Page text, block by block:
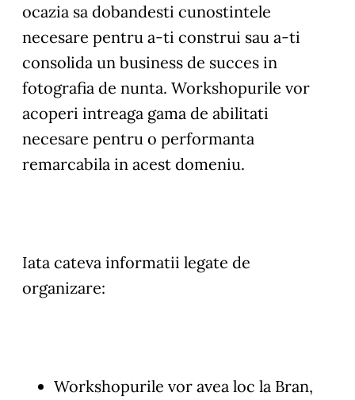
ocazia sa dobandesti cunostintele
necesare pentru a-ti construi sau a-ti
consolida un business de succes in
fotografia de nunta. Workshopurile vor
acoperi intreaga gama de abilitati
necesare pentru o performanta
remarcabila in acest domeniu.
Iata cateva informatii legate de
organizare:
Workshopurile vor avea loc la Bran,